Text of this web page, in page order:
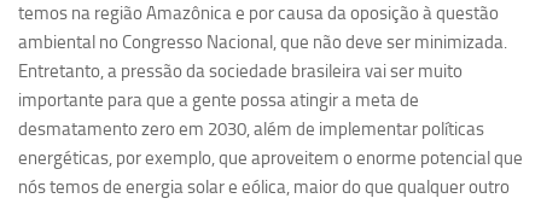
Fernando de Lima Caneppele
Geciane Silveira Porto
Maria Paula Costa Bertran
Professor Sênior
Professores Seniores Encerrados
temos na região Amazônica e por causa da oposição à questão
ambiental no Congresso Nacional, que não deve ser minimizada.
Entretanto, a pressão da sociedade brasileira vai ser muito
importante para que a gente possa atingir a meta de
desmatamento zero em 2030, além de implementar políticas
energéticas, por exemplo, que aproveitem o enorme potencial que
nós temos de energia solar e eólica, maior do que qualquer outro